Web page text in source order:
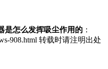
是怎么发挥吸尘作用的 ：
908.html 转载时请注明出处